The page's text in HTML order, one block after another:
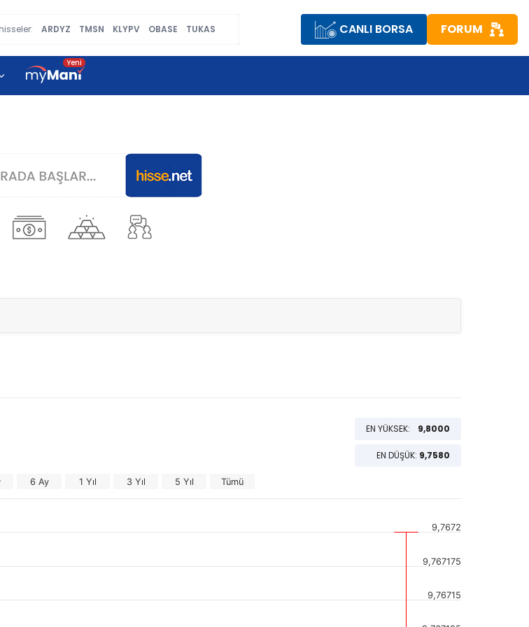
ARDYZ TMSN KLYPV OBASE TUKAS CANLI BORSA FORUM
EN YÜKSEK: 9,8000
EN DÜŞÜK: 9,7580
6 Ay 1 Yıl 3 Yıl 5 Yıl Tümü
9,76715
9,767175
9,7672